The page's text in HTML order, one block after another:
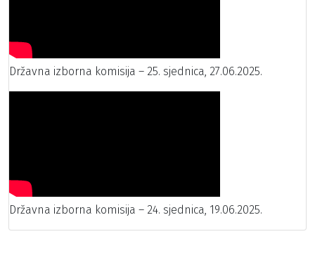
Državna izborna komisija – 25. sjednica, 27.06.2025.
Državna izborna komisija – 24. sjednica, 19.06.2025.